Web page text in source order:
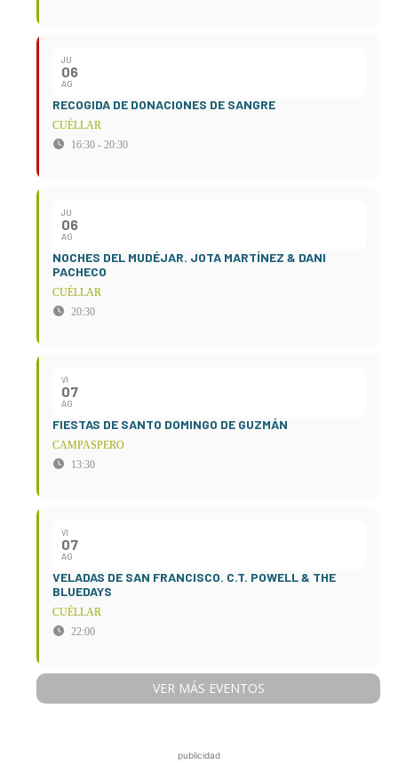
JU
06
AG
RECOGIDA DE DONACIONES DE SANGRE
CUÉLLAR
16:30 - 20:30
JU
06
AG
NOCHES DEL MUDÉJAR. JOTA MARTÍNEZ & DANI
PACHECO
CUÉLLAR
20:30
VI
07
AG
FIESTAS DE SANTO DOMINGO DE GUZMÁN
CAMPASPERO
13:30
VI
07
AG
VELADAS DE SAN FRANCISCO. C.T. POWELL & THE
BLUEDAYS
CUÉLLAR
22:00
VER MÁS EVENTOS
publicidad